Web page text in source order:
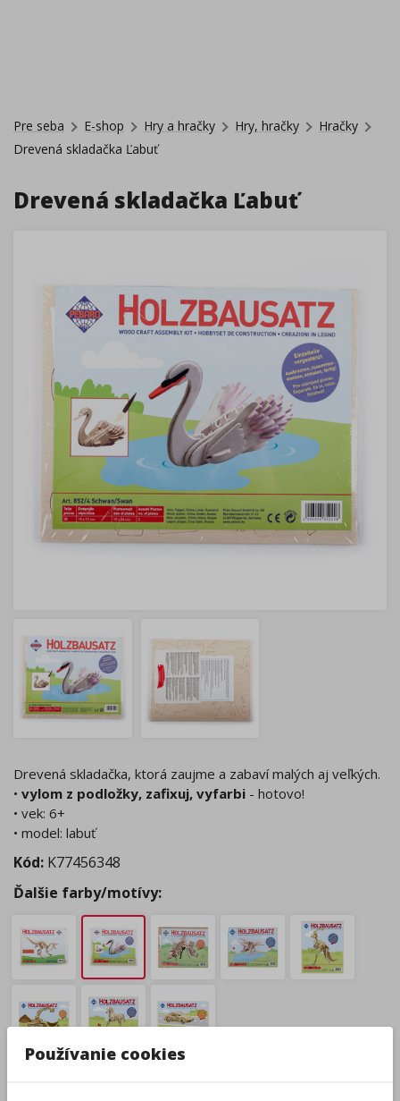
Pre seba E-shop Hry a hračky Hry, hračky
Hračky
Drevená skladačka Ľabuť
Drevená skladačka Ľabuť
Drevená skladačka, ktorá zaujme a zabaví malých aj veľkých.
• vylom z podložky, zafixuj, vyfarbi - hotovo!
• vek: 6+
• model: labuť
Kód: K77456348
Ďalšie farby/motívy:
Používanie cookies